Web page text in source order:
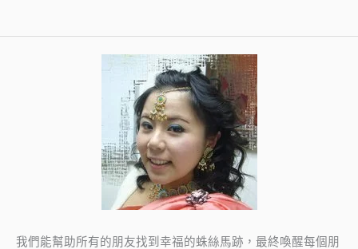
我們能幫助所有的朋友找到幸福的蛛絲馬跡，最終喚醒每個朋